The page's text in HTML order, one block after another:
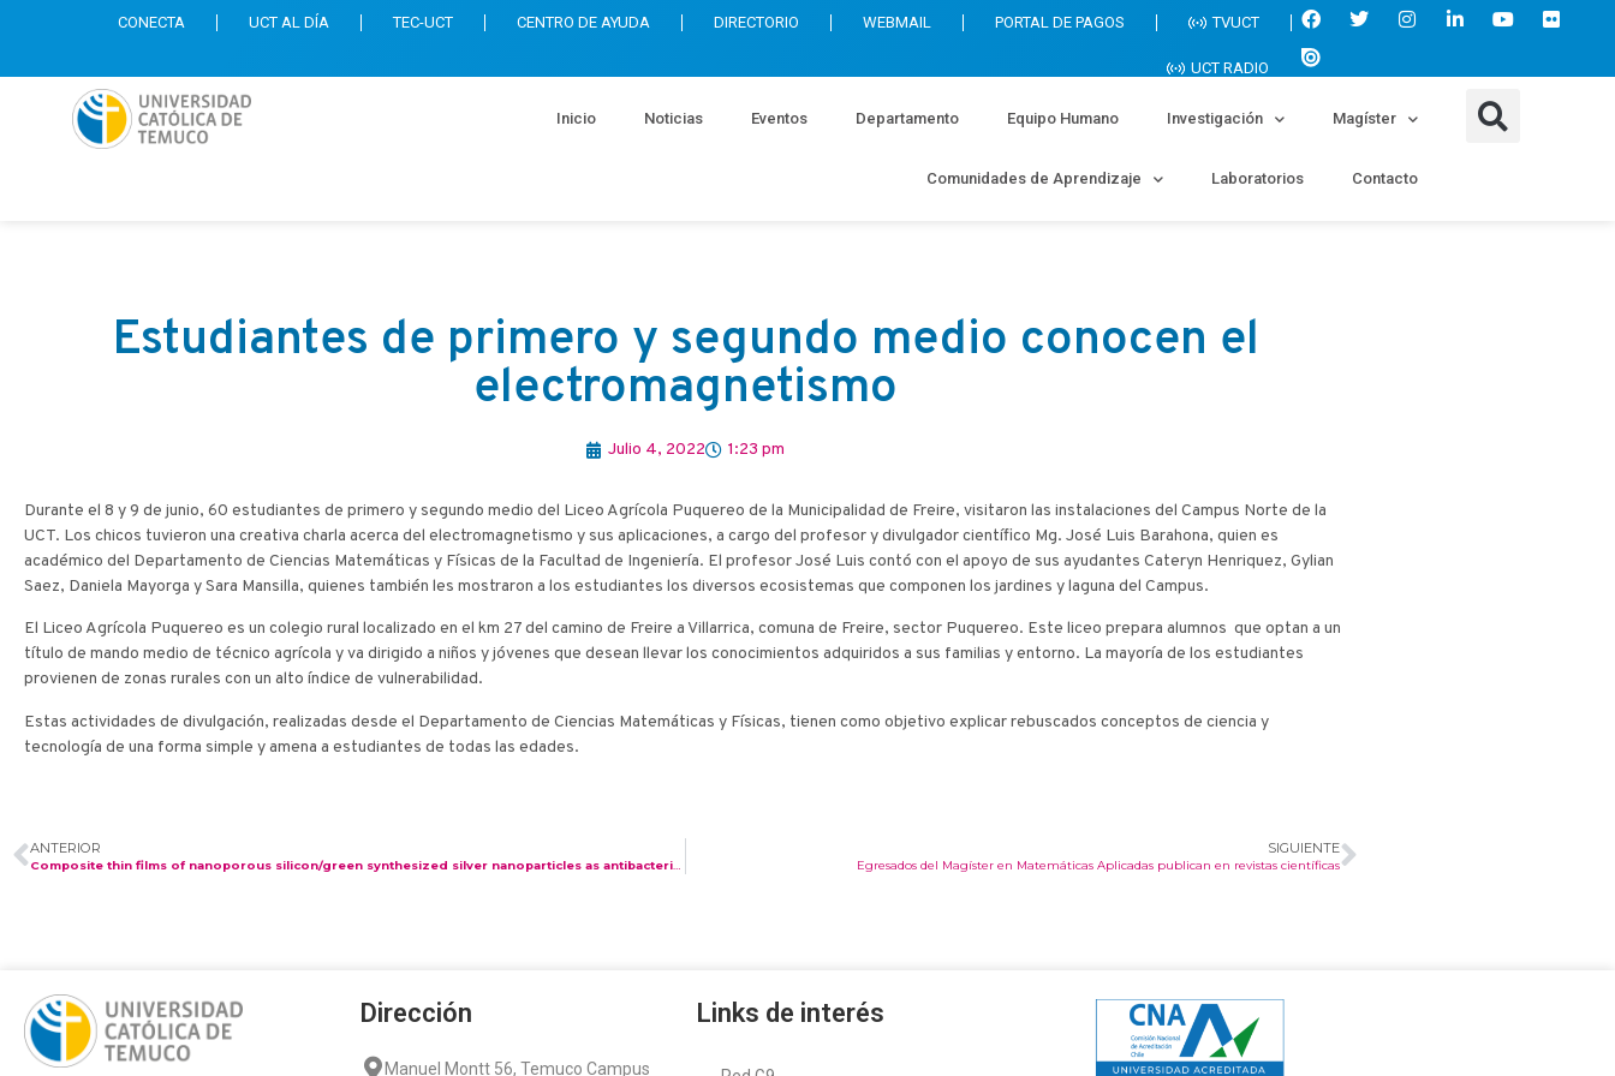
CONECTA UCT AL DÍA TEC-UCT CENTRO DE AYUDA DIRECTORIO WEBMAIL PORTAL DE PAGOS TVUCT
UCT RADIO
Inicio Noticias Eventos Departamento Equipo Humano Investigación Magíster
Comunidades de Aprendizaje Laboratorios Contacto
Estudiantes de primero y segundo medio conocen el
electromagnetismo
Julio 4, 2022 1:23 pm
Durante el 8 y 9 de junio, 60 estudiantes de primero y segundo medio del Liceo Agrícola Puquereo de la Municipalidad de Freire, visitaron las instalaciones del Campus Norte de la
UCT. Los chicos tuvieron una creativa charla acerca del electromagnetismo y sus aplicaciones, a cargo del profesor y divulgador científico Mg. José Luis Barahona, quien es
académico del Departamento de Ciencias Matemáticas y Físicas de la Facultad de Ingeniería. El profesor José Luis contó con el apoyo de sus ayudantes Cateryn Henriquez, Gylian
Saez, Daniela Mayorga y Sara Mansilla, quienes también les mostraron a los estudiantes los diversos ecosistemas que componen los jardines y laguna del Campus.
El Liceo Agrícola Puquereo es un colegio rural localizado en el km 27 del camino de Freire a Villarrica, comuna de Freire, sector Puquereo. Este liceo prepara alumnos que optan a un
título de mando medio de técnico agrícola y va dirigido a niños y jóvenes que desean llevar los conocimientos adquiridos a sus familias y entorno. La mayoría de los estudiantes
provienen de zonas rurales con un alto índice de vulnerabilidad.
Estas actividades de divulgación, realizadas desde el Departamento de Ciencias Matemáticas y Físicas, tienen como objetivo explicar rebuscados conceptos de ciencia y
tecnología de una forma simple y amena a estudiantes de todas las edades.
ANTERIOR
(2022). Recio-Sánchez, G.; Segura, A.; Benito-Gómez, N.; Lancellotti, M.; Hernández-Montelongo, J.
SIGUIENTE
Egresados del Magíster en Matemáticas Aplicadas publican en revistas científicas
Dirección
Manuel Montt 56, Temuco Campus
Links de interés